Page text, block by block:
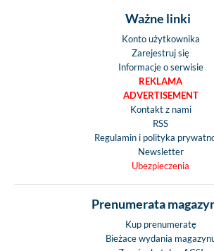
Ważne linki
Konto użytkownika
Zarejestruj się
Informacje o serwisie
REKLAMA
ADVERTISEMENT
Kontakt z nami
RSS
Regulamin i polityka
Newsletter
Ubezpieczenia
Prenumerata
Kup prenumeratę
Bieżace wydania